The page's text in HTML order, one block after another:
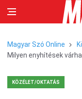
Magyar Szó Online
Milyen enyhítések
KÖZÉLET/OKTATÁS